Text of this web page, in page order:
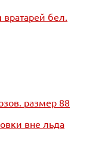
вратарей бел.
размер 88
вне льда